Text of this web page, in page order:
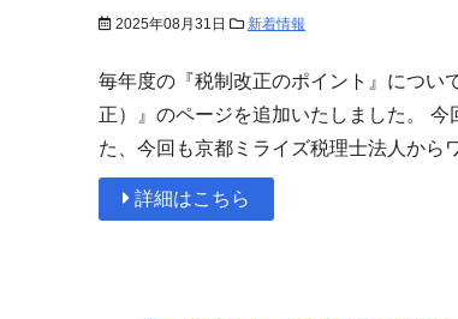
2025年08月31日 新着情報
毎年度の『税制改正のポイント』につい
正）』のページを追加いたしました。
た、今回も京都ミライズ税理士法人か
詳細はこちら